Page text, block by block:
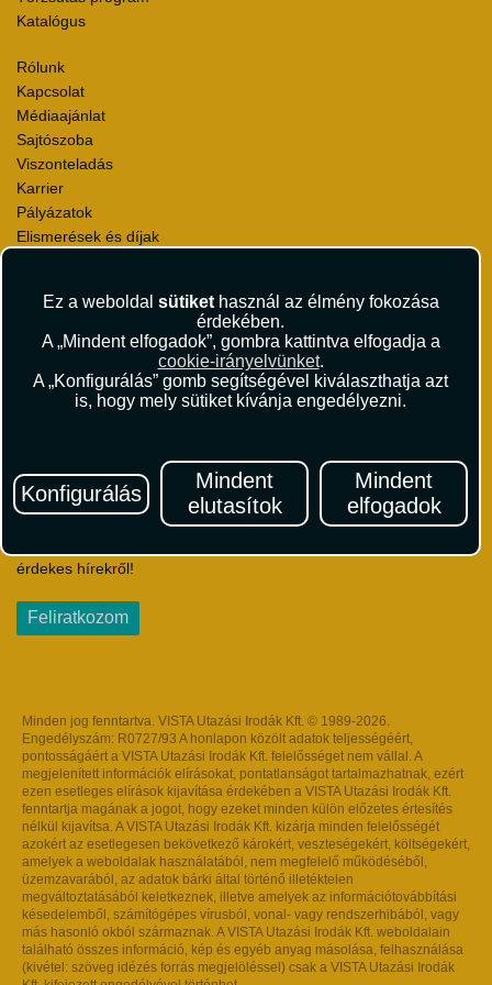
Ez a weboldal sütikethasznál az élmény fokozása
érdekében.
A „Mindent elfogadok”, gombra kattintva elfogadja a
cookie-irányelvünket.
A „Konfigurálás” gomb segítségével kiválaszthatja azt
is, hogy mely sütiket kívánja engedélyezni.
Konfigurálás
Mindent
elutasítok
Mindent
elfogadok
Katalógus
Rólunk
Kapcsolat
Médiaajánlat
Sajtószoba
Viszonteladás
Karrier
Pályázatok
Elismerések és díjak
Utazási Csomag Szerződési Feltételek
Útlemondás-biztosítás Szerződési Feltételek
Utasbiztosítás Szerződési Feltételek
Repülőjegy Szerződési Feltételek
Adatvédelem
Hírlevél
Iratkozzon fel Magyarország egyik legszínesebb utazási
érdekes hírekről!
Feliratkozom
Minden jog fenntartva. VISTA Utazási Irodák Kft. © 1989-2026.
Engedélyszám: R0727/93 A honlapon közölt adatok teljességéért,
pontosságáért a VISTA Utazási Irodák Kft. felelősséget nem vállal. A
megjelenített információk elírásokat, pontatlanságot tartalmazhatnak, ezért
ezen esetleges elírások kijavítása érdekében a VISTA Utazási Irodák Kft.
fenntartja magának a jogot, hogy ezeket minden külön előzetes értesítés
nélkül kijavítsa. A VISTA Utazási Irodák Kft. kizárja minden felelősségét
azokért az esetlegesen bekövetkező károkért, veszteségekért, költségekért,
amelyek a weboldalak használatából, nem megfelelő működéséből,
üzemzavarából, az adatok bárki által történő illetéktelen
megváltoztatásából keletkeznek, illetve amelyek az információtovábbítási
késedelemből, számítógépes vírusból, vonal- vagy rendszerhibából, vagy
más hasonló okból származnak. A VISTA Utazási Irodák Kft. weboldalain
található összes információ, kép és egyéb anyag másolása, felhasználása
(kivétel: szöveg idézés forrás megjelöléssel) csak a VISTA Utazási Irodák